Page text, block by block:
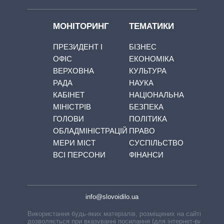
МОНІТОРИНГ
ПРЕЗИДЕНТ І
ОФІС
ВЕРХОВНА
РАДА
КАБІНЕТ
МІНІСТРІВ
ГОЛОВИ
ОБЛАДМІНІСТРАЦІЙ
МЕРИ МІСТ
ВСІ ПЕРСОНИ
ТЕМАТИКИ
БІЗНЕС
ЕКОНОМІКА
КУЛЬТУРА
НАУКА
НАЦІОНАЛЬНА
БЕЗПЕКА
ПОЛІТИКА
ПРАВО
СУСПІЛЬСТВО
ФІНАНСИ
info@slovoidilo.ua
Використання будь-яких матеріалів, розміщених на сайті,
дозволяється при вказуванні посилання (для інтернет-видань